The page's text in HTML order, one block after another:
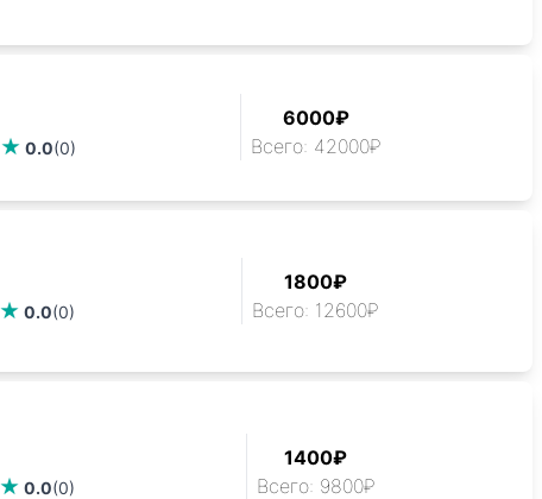
0.0(0)
6000₽
Всего: 42000₽
0.0(0)
1800₽
Всего: 12600₽
0.0(0)
1400₽
Всего: 9800₽